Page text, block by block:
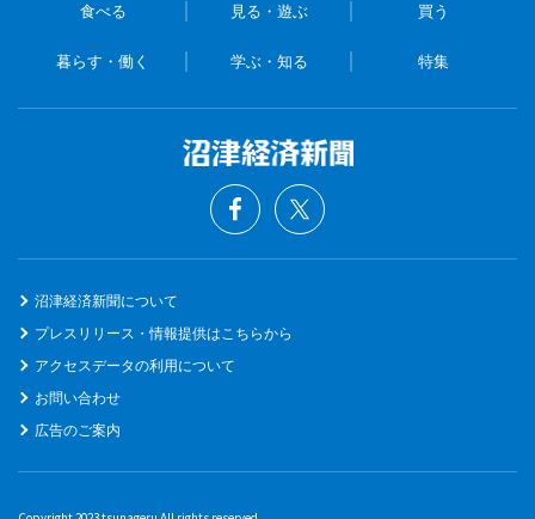
食べる 見る・遊ぶ 買う
暮らす・働く 学ぶ・知る 特集
沼津経済新聞について
プレスリリース・情報提供はこちらから
アクセスデータの利用について
お問い合わせ
広告のご案内